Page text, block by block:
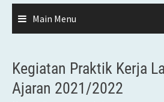
Main Menu
Kegiatan Praktik Kerja
Ajaran 2021/2022